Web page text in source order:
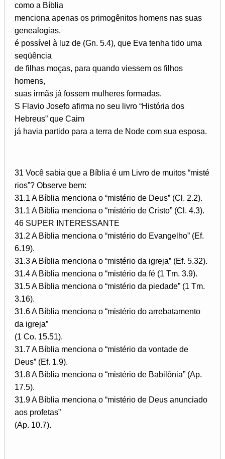
como a Bíblia
menciona apenas os primogênitos homens nas suas
genealogias,
é possível à luz de (Gn. 5.4), que Eva tenha tido uma
seqüência
de filhas moças, para quando viessem os filhos
homens,
suas irmãs já fossem mulheres formadas.
S Flavio Josefo afirma no seu livro “História dos
Hebreus” que Caim
já havia partido para a terra de Node com sua esposa.
31 Você sabia que a Bíblia é um Livro de muitos “misté­
rios”? Observe bem:
31.1 A Bíblia menciona o “mistério de Deus” (Cl. 2.2).
31.1 A Bíblia menciona o “mistério de Cristo” (Cl. 4.3).
46 SUPER INTERESSANTE
31.2 A Bíblia menciona o “mistério do Evangelho” (Ef.
6.19).
31.3 A Bíblia menciona o “mistério da igreja” (Ef. 5.32).
31.4 A Bíblia menciona o “mistério da fé (1 Tm. 3.9).
31.5 A Bíblia menciona o “mistério da piedade” (1 Tm.
3.16).
31.6 A Bíblia menciona o “mistério do arrebatamento
da igreja”
(1 Co. 15.51).
31.7 A Bíblia menciona o “mistério da vontade de
Deus” (Ef. 1.9).
31.8 A Bíblia menciona o “mistério de Babilônia” (Ap.
17.5).
31.9 A Bíblia menciona o “mistério de Deus anunciado
aos profetas”
(Ap. 10.7).